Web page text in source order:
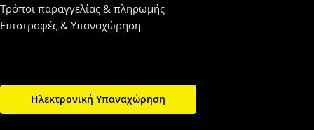
Τρόποι παραγγελίας & πληρωμής
Επιστροφές & Υπαναχώρηση
Ηλεκτρονική Υπαναχώρηση